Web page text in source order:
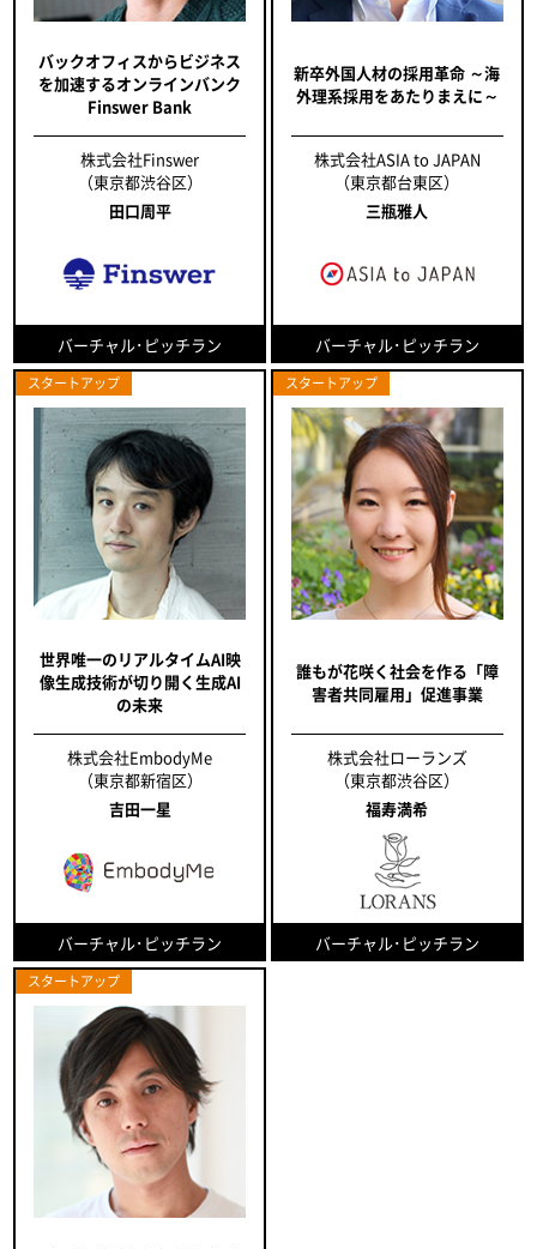
バックオフィスからビジネス
を加速するオンラインバンク
Finswer Bank
株式会社Finswer
（東京都渋谷区）
田口周平
バーチャル･ピッチラン
新卒外国人材の採用革命 ～海
外理系採用をあたりまえに～
株式会社ASIA to JAPAN
（東京都台東区）
三瓶雅人
バーチャル･ピッチラン
スタートアップ
世界唯一のリアルタイムAI映
像生成技術が切り開く生成AI
の未来
株式会社EmbodyMe
（東京都新宿区）
吉田一星
バーチャル･ピッチラン
スタートアップ
誰もが花咲く社会を作る「障
害者共同雇用」促進事業
株式会社ローランズ
（東京都渋谷区）
福寿満希
バーチャル･ピッチラン
スタートアップ